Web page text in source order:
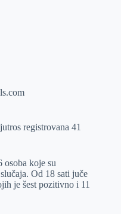
registrovana 41
osoba koje su
Od 18 sati juče
je šest pozitivno i 11